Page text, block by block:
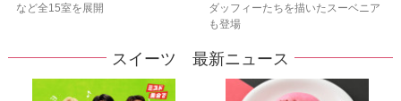
など全15室を展開
ダッフィーたちを描いたスーベニア
も登場
スイーツ 最新ニュース